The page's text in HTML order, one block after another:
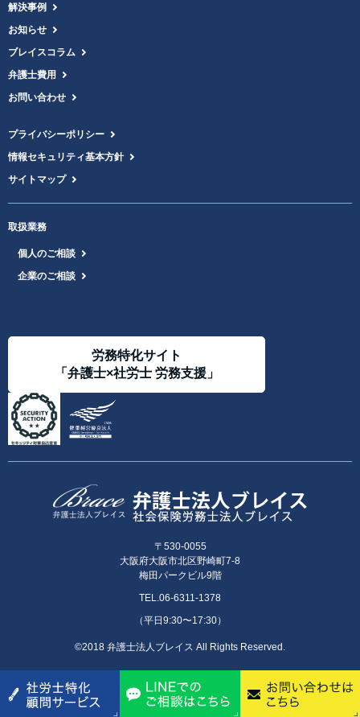
解決事例
お知らせ
ブレイスコラム
弁護士費用
お問い合わせ
プライバシーポリシー
情報セキュリティ基本方針
サイトマップ
取扱業務
個人のご相談
企業のご相談
労務特化サイト
「弁護士×社労士 労務支援」
〒530-0055
大阪府大阪市北区野崎町7-8
梅田パークビル9階
TEL.06-6311-1378
（平日9:30〜17:30）
©2018 弁護士法人ブレイス All Rights Reserved.